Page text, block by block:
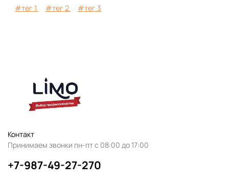
#тег 1 #тег 2 #тег 3
Контакт
Принимаем звонки пн-пт с 08:00 до 17:00
+7-987-49-27-270